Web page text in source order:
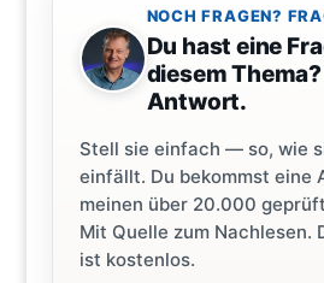
NOCH FRAGEN?
Du hast eine
diesem
Antwort.
Stell sie einfach — so, wie
einfällt. Du bekommst eine
meinen über 20.000
Mit Quelle zum Nachlesen.
ist kostenlos.